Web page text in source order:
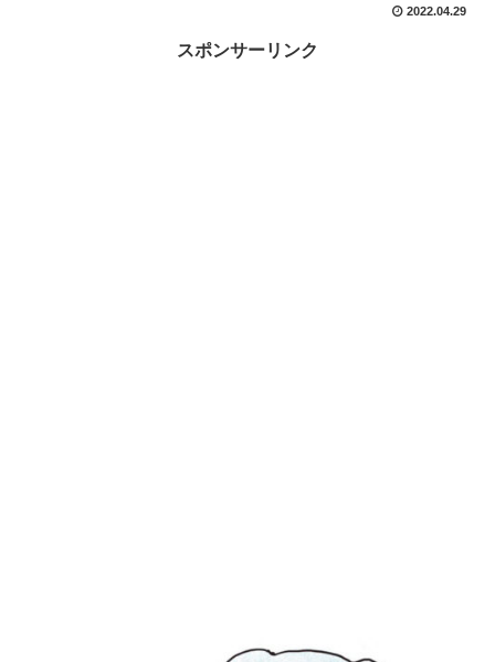
2022.04.29
スポンサーリンク